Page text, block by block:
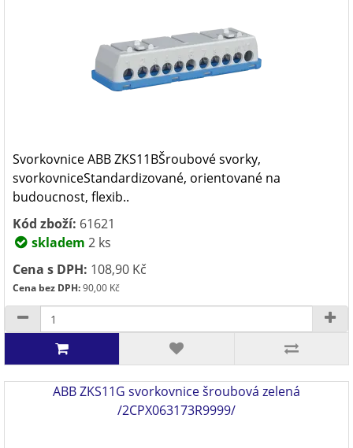
Svorkovnice ABB ZKS11BŠroubové svorky,
svorkovniceStandardizované, orientované na
budoucnost, flexib..
Kód zboží: 61621
skladem 2 ks
Cena s DPH: 108,90 Kč
Cena bez DPH:90,00 Kč
ABB ZKS11G svorkovnice šroubová zelená
/2CPX063173R9999/